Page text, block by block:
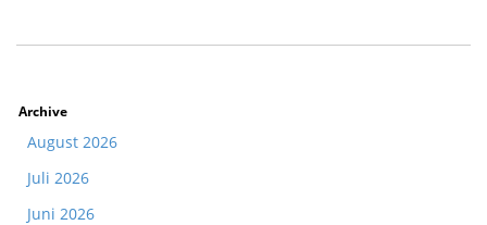
Archive
August 2026
Juli 2026
Juni 2026